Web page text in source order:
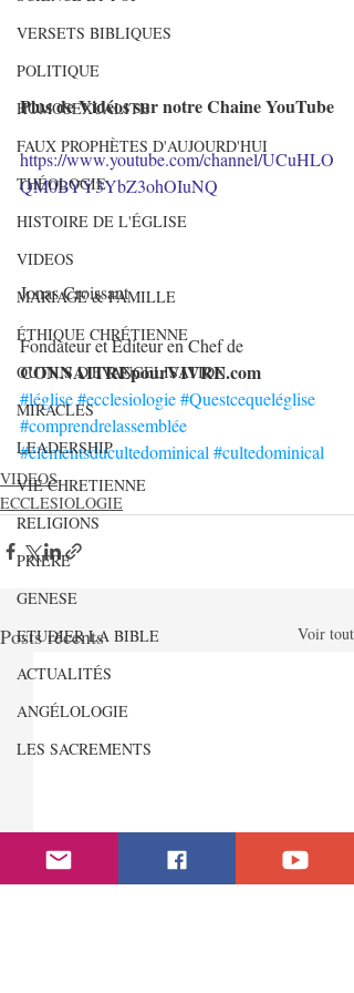
VERSETS BIBLIQUES
POLITIQUE
HOMOSEXUALITE
FAUX PROPHÈTES D'AUJOURD'HUI
THÉOLOGIE
HISTOIRE DE L'ÉGLISE
VIDEOS
MARIAGE & FAMILLE
ÉTHIQUE CHRÉTIENNE
OUTILS D'EVANGELISATION
MIRACLES
LEADERSHIP
VIE CHRETIENNE
RELIGIONS
PRIERE
GENESE
ETUDIER LA BIBLE
ACTUALITÉS
ANGÉLOLOGIE
LES SACREMENTS
Plus de Vidéos sur notre Chaine YouTube
https://www.youtube.com/channel/UCuHLO
QM0BYY3YbZ3ohOIuNQ​
Jonas Croissant
Fondateur et Éditeur en Chef de
CONNAITREpourVIVRE.com
#léglise#ecclesiologie#Questcequeléglise
#comprendrelassemblée
#élémentsducultedominical #cultedominical
VIDEOS
ECCLESIOLOGIE
Posts récents Voir tout